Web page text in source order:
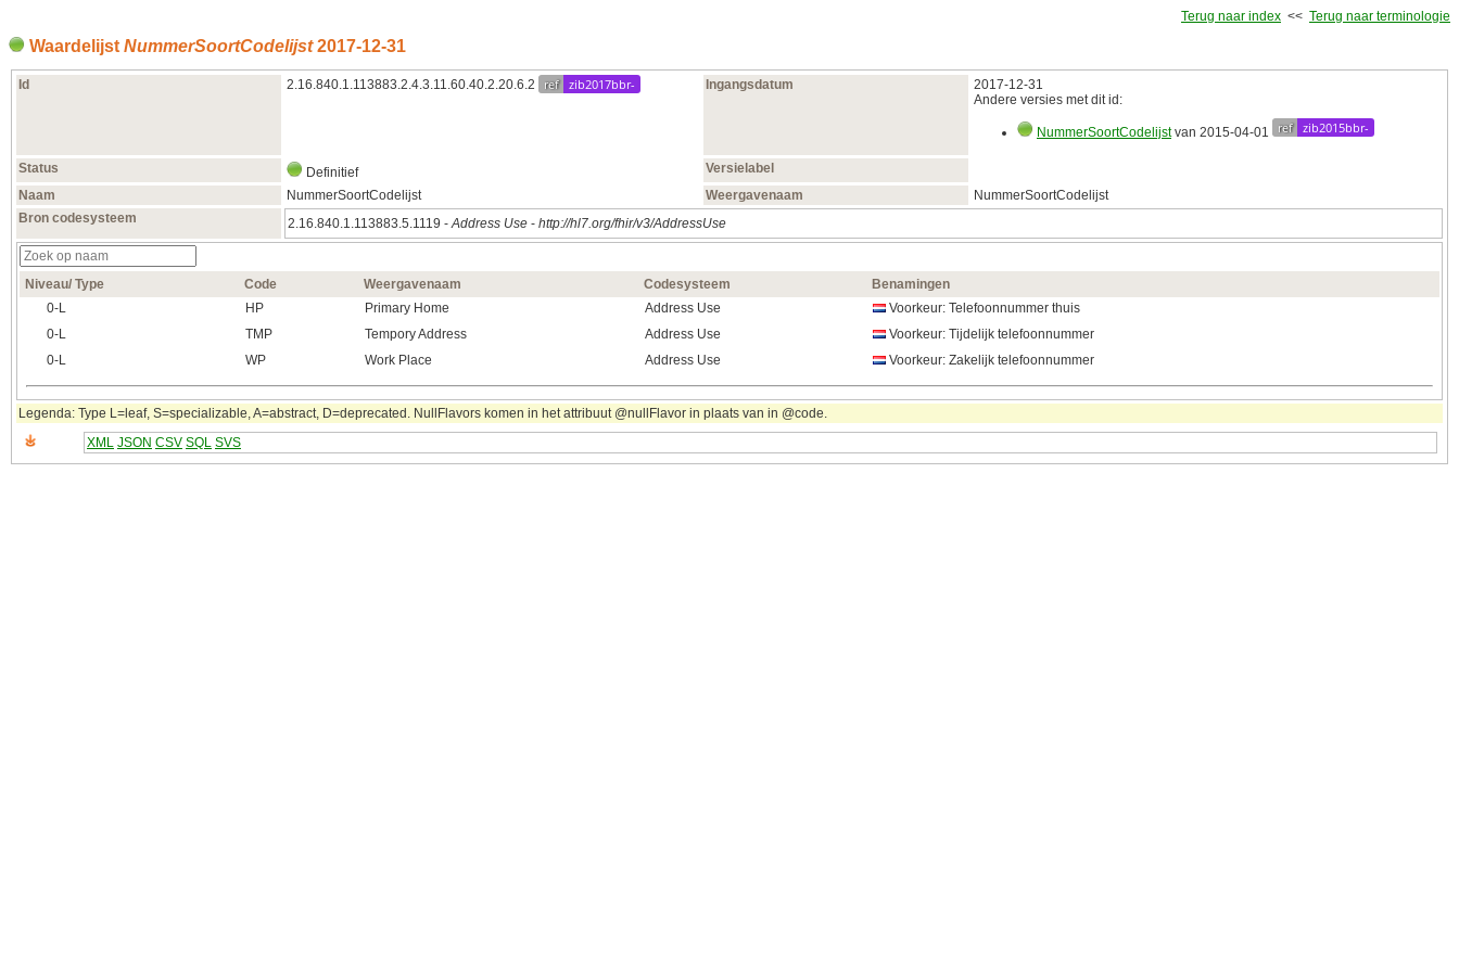
Terug naar index << Terug naar terminologie
Waardelijst NummerSoortCodelijst2017‑12‑31
Id 2.16.840.1.113883.2.4.3.11.60.40.2.20.6.2 ref zib2017bbr- Ingangsdatum
2017‑12‑31
Andere versies met dit id:
NummerSoortCodelijstvan 2015‑04‑01 ref zib2015bbr-
Status Definitief
Versielabel
Naam
NummerSoortCodelijst Weergavenaam
NummerSoortCodelijst
Bron codesysteem
2.16.840.1.113883.5.1119 -Address Use - http://hl7.org/fhir/v3/AddressUse
Niveau/ Type Code Weergavenaam Codesysteem
Benamingen
0‑L
HP Primary Home Address Use
Voorkeur: Telefoonnummer thuis
0‑L
TMP Tempory Address Address Use
Voorkeur: Tijdelijk telefoonnummer
0‑L
WP Work Place Address Use Voorkeur: Zakelijk telefoonnummer
Legenda: Type L=leaf, S=specializable, A=abstract, D=deprecated. NullFlavors komen in het attribuut @nullFlavor in plaats van in @code.
XML JSON CSV SQL SVS